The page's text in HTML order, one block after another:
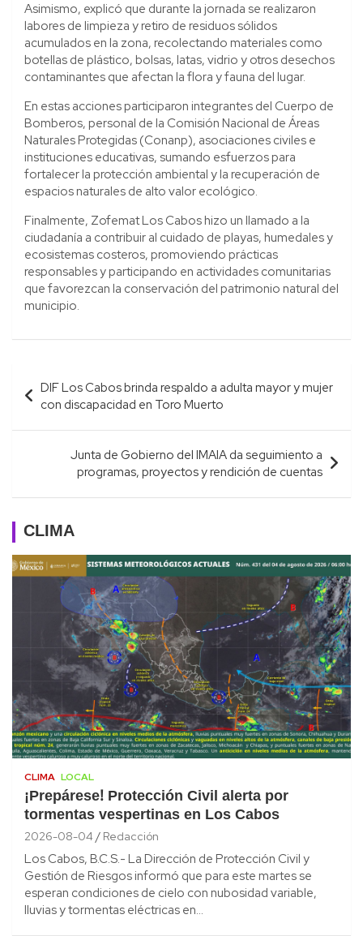
Asimismo, explicó que durante la jornada se realizaron
labores de limpieza y retiro de residuos sólidos
acumulados en la zona, recolectando materiales como
botellas de plástico, bolsas, latas, vidrio y otros desechos
contaminantes que afectan la flora y fauna del lugar.
En estas acciones participaron integrantes del Cuerpo de
Bomberos, personal de la Comisión Nacional de Áreas
Naturales Protegidas (Conanp), asociaciones civiles e
instituciones educativas, sumando esfuerzos para
fortalecer la protección ambiental y la recuperación de
espacios naturales de alto valor ecológico.
Finalmente, Zofemat Los Cabos hizo un llamado a la
ciudadanía a contribuir al cuidado de playas, humedales y
ecosistemas costeros, promoviendo prácticas
responsables y participando en actividades comunitarias
que favorezcan la conservación del patrimonio natural del
municipio.
Navegación
de
entradas
DIF Los Cabos brinda respaldo a adulta mayor y mujer
con discapacidad en Toro Muerto
Junta de Gobierno del IMAIA da seguimiento a
programas, proyectos y rendición de cuentas
CLIMA
CLIMA LOCAL
¡Prepárese! Protección Civil alerta por
tormentas vespertinas en Los Cabos
2026-08-04 Redacción
Los Cabos, B.C.S.- La Dirección de Protección Civil y
Gestión de Riesgos informó que para este martes se
esperan condiciones de cielo con nubosidad variable,
lluvias y tormentas eléctricas en…